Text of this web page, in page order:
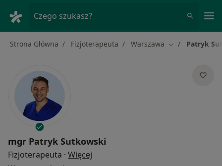
Czego szukasz?
Strona Główna Fizjoterapeuta Warszawa Zmień miasto
Patryk
mgr Patryk Sutkowski
Fizjoterapeuta · Więcej